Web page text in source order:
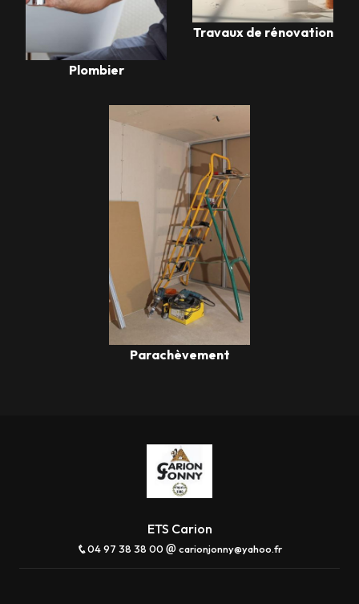
Plombier
Travaux de rénovation
Parachèvement
ETS Carion
04 97 38 38 00 carionjonny@yahoo.fr